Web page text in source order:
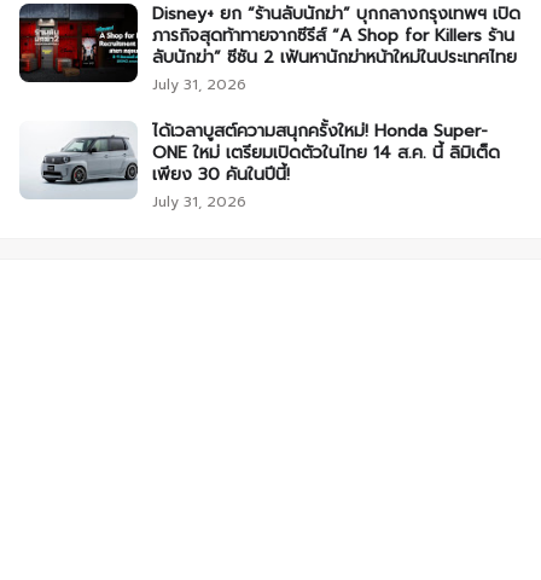
Disney+ ยก “ร้านลับนักฆ่า” บุกกลางกรุงเทพฯ เปิด
ภารกิจสุดท้าทายจากซีรีส์ “A Shop for Killers ร้าน
ลับนักฆ่า” ซีซัน 2 เฟ้นหานักฆ่าหน้าใหม่ในประเทศไทย
July 31, 2026
ได้เวลาบูสต์ความสนุกครั้งใหม่! Honda Super-
ONE ใหม่ เตรียมเปิดตัวในไทย 14 ส.ค. นี้ ลิมิเต็ด
เพียง 30 คันในปีนี้!
July 31, 2026